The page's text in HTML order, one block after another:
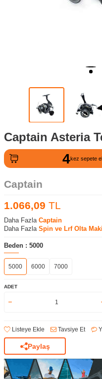
Captain Asteria
4kez sepete
Captain
1.066,09 TL
Daha Fazla Captain
Daha Fazla Spin ve Lrf Olta
Beden : 5000
5000 6000 7000
ADET
Listeye Ekle Tavsiye Et
Paylaş